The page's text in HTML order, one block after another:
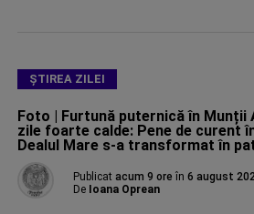
ŞTIREA ZILEI
Foto | Furtună puternică în Munții
zile foarte calde: Pene de curent
Dealul Mare s-a transformat în
Publicat acum 9 ore în 6 august
De Ioana Oprean